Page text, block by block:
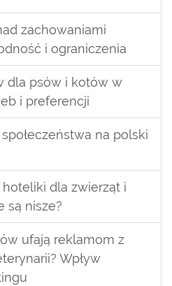
zachowaniami
i ograniczenia
dla psów i kotów w
i preferencji
na polski
hoteliki dla zwierząt i
są nisze?
ufają reklamom z
Wpływ